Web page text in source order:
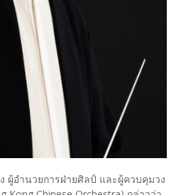
อำนวยการฝ่ายศิลป์ และผู้ควบคุมวง